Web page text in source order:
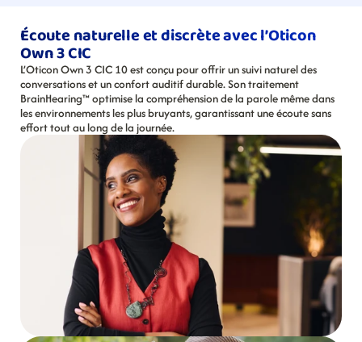
Écoute naturelle et discrète avec l’Oticon
Own 3 CIC
L’Oticon Own 3 CIC 10 est conçu pour offrir un suivi naturel des
conversations et un confort auditif durable. Son traitement
BrainHearing™ optimise la compréhension de la parole même dans
les environnements les plus bruyants, garantissant une écoute sans
effort tout au long de la journée.